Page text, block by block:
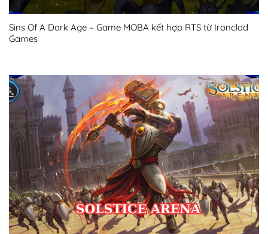
Sins Of A Dark Age – Game MOBA kết hợp RTS từ Ironclad
Games